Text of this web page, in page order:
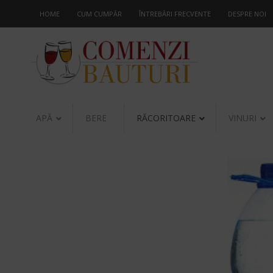
HOME CUM CUMPĂR ÎNTREBĂRI FRECVENTE DESPRE NOI
APĂ BERE RĂCORITOARE VINURI